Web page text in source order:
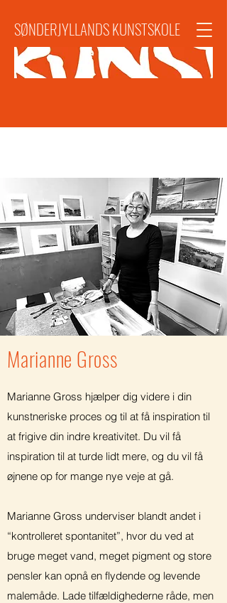
SØNDERJYLLANDS KUNSTSKOLE
Marianne Gross
Marianne Gross hjælper dig videre i din
kunstneriske proces og til at få inspiration til
at frigive din indre kreativitet. Du vil få
inspiration til at turde lidt mere, og du vil få
øjnene op for mange nye veje at gå.
Marianne Gross underviser blandt andet i
“kontrolleret spontanitet”, hvor du ved at
bruge meget vand, meget pigment og store
pensler kan opnå en flydende og levende
malemåde. Lade tilfældighederne råde, men